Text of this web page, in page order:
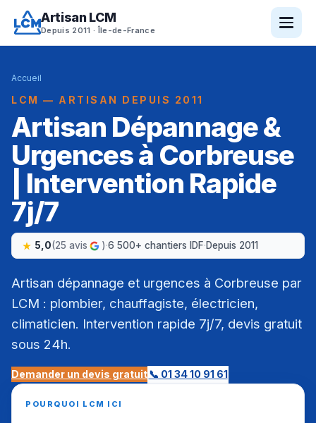
Artisan LCM
Depuis 2011 · Île-de-France
Accueil
LCM — ARTISAN DEPUIS 2011
Artisan Dépannage &
Urgences à Corbreuse
| Intervention Rapide
7j/7
5,0(25 avis )·6 500+ chantiers IDF·Depuis 2011
Artisan dépannage et urgences à Corbreuse par
LCM : plombier, chauffagiste, électricien,
climaticien. Intervention rapide 7j/7, devis gratuit
sous 24h.
Demander un devis gratuit📞 01 34 10 91 61
POURQUOI LCM ICI